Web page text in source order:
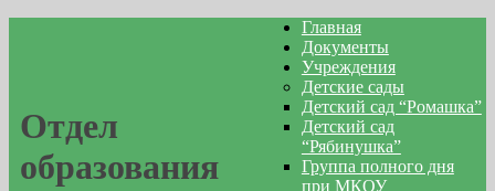
Отдел
образования
Главная
Документы
Учреждения
Детские сады
Детский сад “Ромашка”
Детский сад
“Рябинушка”
Группа полного дня
при МКОУ